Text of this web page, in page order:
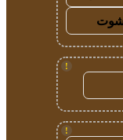
شوت
!
!